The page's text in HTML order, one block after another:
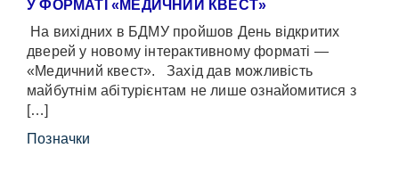
У ФОРМАТІ «МЕДИЧНИЙ КВЕСТ»
На вихідних в БДМУ пройшов День відкритих
дверей у новому інтерактивному форматі —
«Медичний квест». Захід дав можливість
майбутнім абітурієнтам не лише ознайомитися з
[…]
Позначки